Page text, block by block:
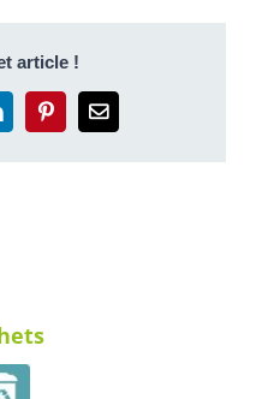
article !
PinterestEmail